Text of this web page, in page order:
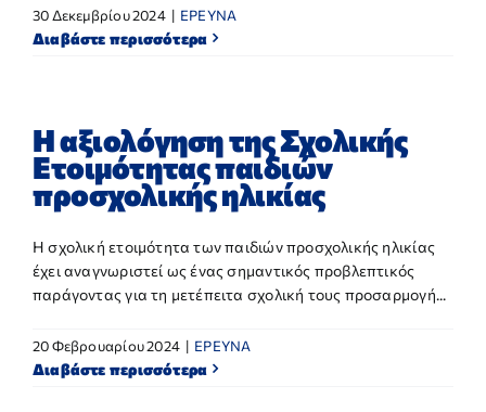
30 Δεκεμβρίου 2024 | ΕΡΕΥΝΑ
Διαβάστε περισσότερα
Η αξιολόγηση της Σχολικής
Ετοιμότητας παιδιών
προσχολικής ηλικίας
Η σχολική ετοιμότητα των παιδιών προσχολικής ηλικίας
έχει αναγνωριστεί ως ένας σημαντικός προβλεπτικός
παράγοντας για τη μετέπειτα σχολική τους προσαρμογή...
20 Φεβρουαρίου 2024 | ΕΡΕΥΝΑ
Διαβάστε περισσότερα